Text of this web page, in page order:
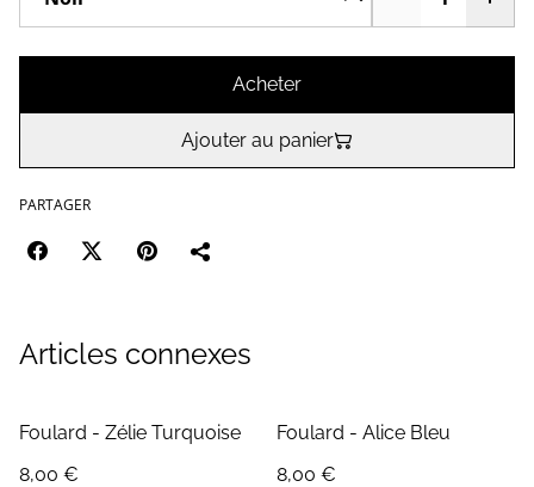
Acheter
Ajouter au panier
PARTAGER
Articles connexes
Foulard - Zélie Turquoise
8,00 €
Foulard - Alice Bleu
8,00 €